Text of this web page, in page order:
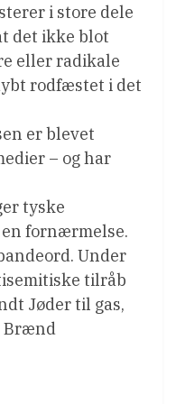
i store dele
det ikke blot
eller radikale
rodfæstet i det
er blevet
– og har
tyske
en fornærmelse.
Under
tilråb
Jøder til gas,